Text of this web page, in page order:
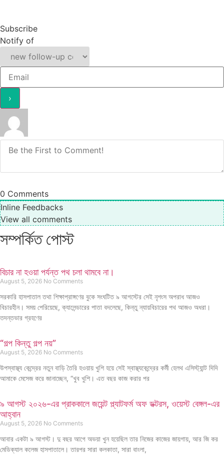
Subscribe
Notify of
0 Comments
Inline Feedbacks
View all comments
সম্পর্কিত পোস্ট
বিচার না হওয়া পর্যন্ত পথ চলা থামবে না।
August 5, 2026 No Comments
সরকারি হাসপাতাল তথা শিক্ষাপ্রাঙ্গণের বুকে সংঘটিত ৯ আগস্টের সেই নৃশংস অপরাধ আজও
বিচারহীন। সময় পেরিয়েছে, ক্যালেন্ডারের পাতা বদলেছে, কিন্তু ন্যায়বিচারের পথ আজও অধরা।
তদন্তভার গ্রহণের
“গল্প কিন্তু গল্প নয়”
August 5, 2026 No Comments
উপস্বাস্থ্য কেন্দ্রের নতুন বাড়ি তৈরি হওয়ায় খুশি হয়ে সেই স্বাস্থ্যকেন্দ্রের কর্মী হেলথ এসিস্ট্যান্ট দিদি
আমাকে মেসেজ করে জানাচ্ছেন, “খুব খুশি। এত বছর কাজ করার পর
৯ আগস্ট ২০২৬-এর প্রাককালে জয়েন্ট প্ল্যাটফর্ম অফ ডক্টরস, ওয়েস্ট বেঙ্গল-এর
আহ্বান
August 5, 2026 No Comments
আবার একটা ৯ আগস্ট। দু বছর আগে অভয়া খুন হয়েছিল তার নিজের কাজের জায়গায়, আর জি কর
মেডিক্যাল কলেজ হাসপাতালে। তারপর সারা কলকাতা, সারা বাংলা,